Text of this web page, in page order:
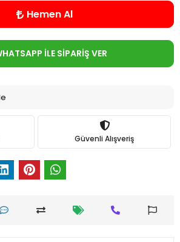
Hemen Al
İLE SİPARİŞ VER
Güvenli Alışveriş